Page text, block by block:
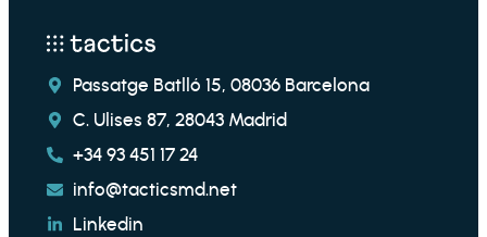
Passatge Batlló 15, 08036 Barcelona
C. Ulises 87, 28043 Madrid
+34 93 451 17 24
info@tacticsmd.net
Linkedin